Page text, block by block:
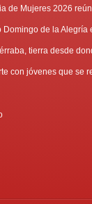
Domingo de la Alegría
tierra desde